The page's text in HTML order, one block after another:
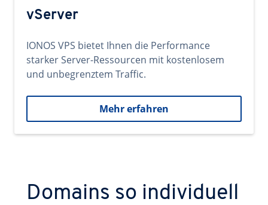
vServer
IONOS VPS bietet Ihnen die Performance
starker Server-Ressourcen mit kostenlosem
und unbegrenztem Traffic.
Mehr erfahren
Domains so individuell